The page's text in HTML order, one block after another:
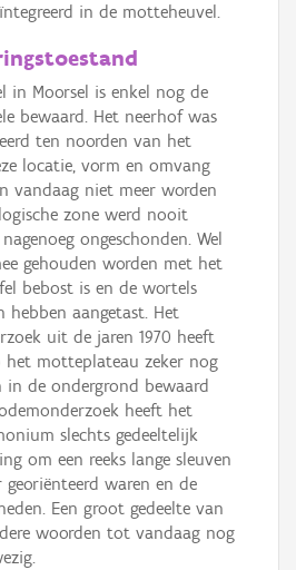
in de motteheuvel.
in Moorsel is enkel nog de
bewaard. Het neerhof was
ten noorden van het
locatie, vorm en omvang
vandaag niet meer worden
zone werd nooit
ongeschonden. Wel
gehouden worden met het
bebost is en de wortels
hebben aangetast. Het
uit de jaren 1970 heeft
motteplateau zeker nog
de ondergrond bewaard
heeft het
slechts gedeeltelijk
om een reeks lange sleuven
waren en de
Een groot gedeelte van
woorden tot vandaag nog